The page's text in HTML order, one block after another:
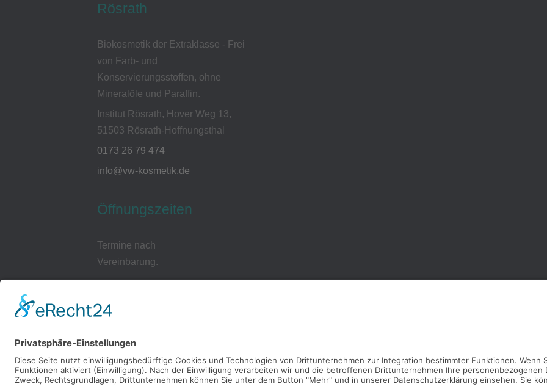
Rösrath
Biokosmetik der Extraklasse - Frei
von Farb- und
Konservierungsstoffen, ohne
Mineralöle und Paraffin.
Institut Rösrath, Hover Weg 13,
51503 Rösrath-Hoffnungsthal
0173 26 79 474
info@vw-kosmetik.de
Öffnungszeiten
Termine nach
Vereinbarung.
Datenschutzerklärung
Impressum